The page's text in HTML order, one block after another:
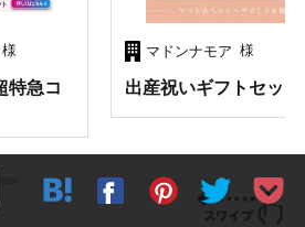
様
特急コ
マドンナモア 様
出産祝いギフトセッ